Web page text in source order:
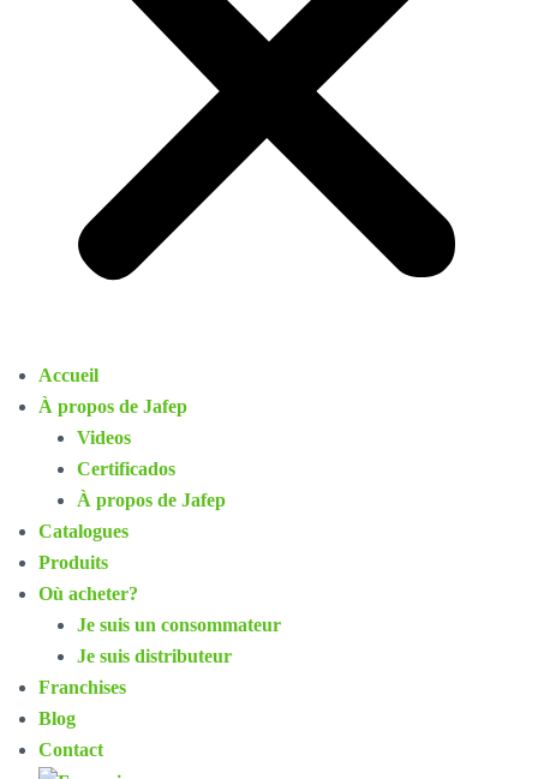
Accueil
À propos de Jafep
Videos
Certificados
À propos de Jafep
Catalogues
Produits
Où acheter?
Je suis un consommateur
Je suis distributeur
Franchises
Blog
Contact